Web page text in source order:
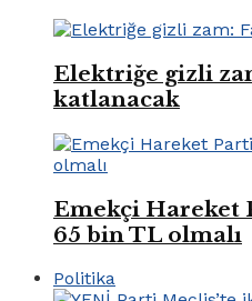
Elektriğe gizli
katlanacak
Emekçi Hareket
65 bin TL olmalı
Politika